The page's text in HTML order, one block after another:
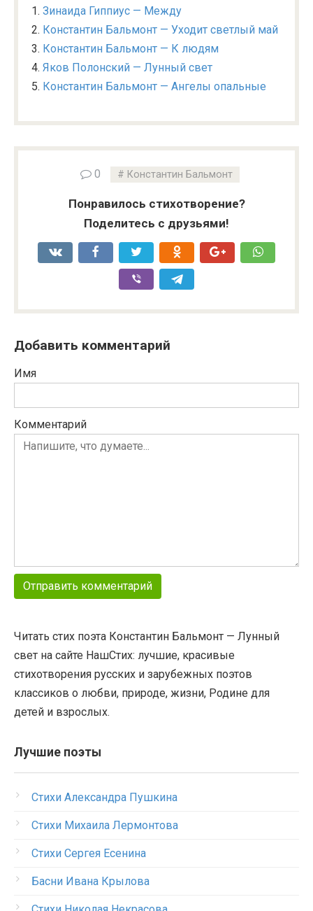
Зинаида Гиппиус — Между
Константин Бальмонт — Уходит светлый май
Константин Бальмонт — К людям
Яков Полонский — Лунный свет
Константин Бальмонт — Ангелы опальные
0 Константин Бальмонт
Понравилось стихотворение?
Поделитесь с друзьями!
Добавить комментарий
Имя
Комментарий
Читать стих поэта Константин Бальмонт — Лунный
свет на сайте НашСтих: лучшие, красивые
стихотворения русских и зарубежных поэтов
классиков о любви, природе, жизни, Родине для
детей и взрослых.
Лучшие поэты
Стихи Александра Пушкина
Стихи Михаила Лермонтова
Стихи Сергея Есенина
Басни Ивана Крылова